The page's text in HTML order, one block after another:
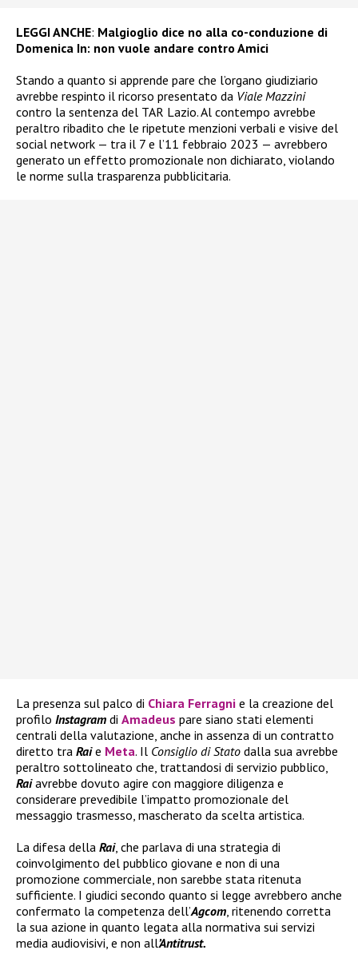
LEGGI ANCHE: Malgioglio dice no alla co-conduzione di
Domenica In: non vuole andare contro Amici
Stando a quanto si apprende pare che l’organo giudiziario
avrebbe respinto il ricorso presentato da Viale Mazzini
contro la sentenza del TAR Lazio. Al contempo avrebbe
peraltro ribadito che le ripetute menzioni verbali e visive del
social network — tra il 7 e l’11 febbraio 2023 — avrebbero
generato un effetto promozionale non dichiarato, violando
le norme sulla trasparenza pubblicitaria.
La presenza sul palco di Chiara Ferragni e la creazione del
profilo Instagram di Amadeus pare siano stati elementi
centrali della valutazione, anche in assenza di un contratto
diretto tra Raie Meta. Il Consiglio di Stato dalla sua avrebbe
peraltro sottolineato che, trattandosi di servizio pubblico,
Raiavrebbe dovuto agire con maggiore diligenza e
considerare prevedibile l’impatto promozionale del
messaggio trasmesso, mascherato da scelta artistica.
La difesa della Rai, che parlava di una strategia di
coinvolgimento del pubblico giovane e non di una
promozione commerciale, non sarebbe stata ritenuta
sufficiente. I giudici secondo quanto si legge avrebbero anche
confermato la competenza dell’Agcom , ritenendo corretta
la sua azione in quanto legata alla normativa sui servizi
media audiovisivi, e non all’Antitrust.